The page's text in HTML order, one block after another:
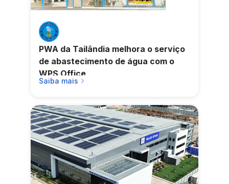
PWA da Tailândia melhora o serviço
de abastecimento de água com o
WPS Office
Saiba mais